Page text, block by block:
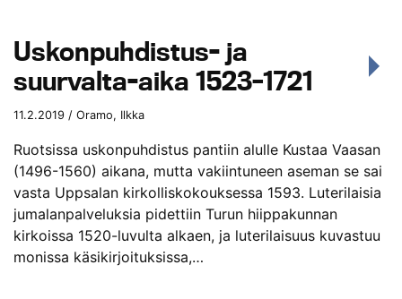
Uskonpuhdistus- ja
suurvalta-aika 1523–1721
11.2.2019 / Oramo, Ilkka
Ruotsissa uskonpuhdistus pantiin alulle Kustaa Vaasan
(1496-1560) aikana, mutta vakiintuneen aseman se sai
vasta Uppsalan kirkolliskokouksessa 1593. Luterilaisia
jumalanpalveluksia pidettiin Turun hiippakunnan
kirkoissa 1520-luvulta alkaen, ja luterilaisuus kuvastuu
monissa käsikirjoituksissa,…